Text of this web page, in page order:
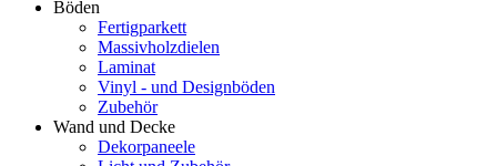
Böden
Fertigparkett
Massivholzdielen
Laminat
Vinyl - und Designböden
Zubehör
Wand und Decke
Dekorpaneele